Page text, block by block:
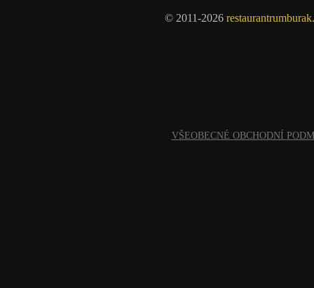
© 2011-2026
VŠEOBECNÉ OBCHODNÍ